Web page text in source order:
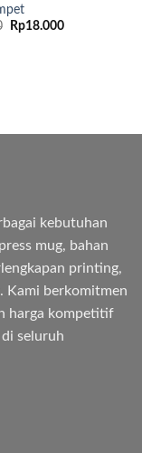
Original
Rp18.000Current
kebutuhan
mug, bahan
printing,
Kami berkomitmen
harga kompetitif
seluruh